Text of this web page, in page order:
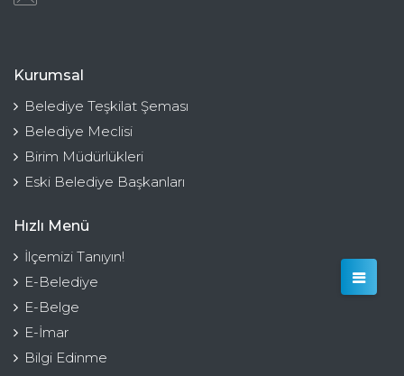
Kurumsal
Belediye Teşkilat Şeması
Belediye Meclisi
Birim Müdürlükleri
Eski Belediye Başkanları
Hızlı Menü
İlçemizi Tanıyın!
E-Belediye
E-Belge
E-İmar
Bilgi Edinme